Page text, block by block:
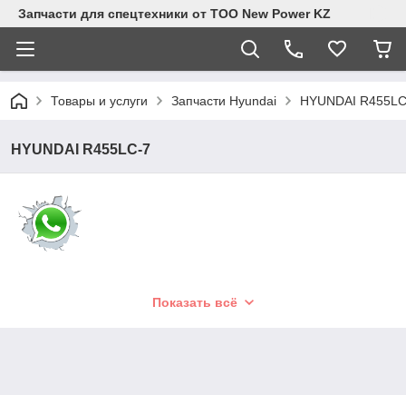
Запчасти для спецтехники от ТОО New Power KZ
Товары и услуги Запчасти Hyundai HYUNDAI
HYUNDAI R455LC-7
Показать всё